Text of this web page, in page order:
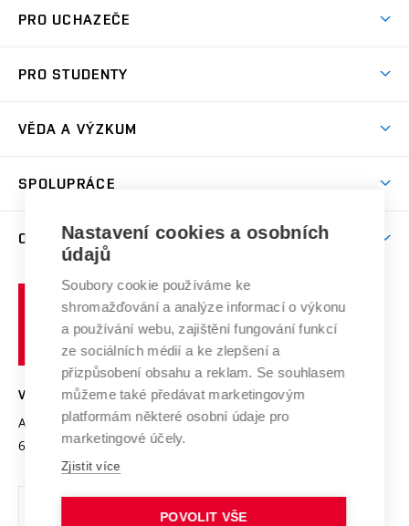
Koleje
Sport na VUT
Brno
PRO UCHAZEČE
Dny otevřených dveří
Celoživotní vzdělávání
E-přihláška
PRO STUDENTY
Harmonogram akademického roku
Závěrečné práce
Doktorské studium
Zpracování osobních údajů studentů
Sociální bezpečí
Studium bez bariér
Podpora podnikání
VĚDA A VÝZKUM
Mezinárodní vědecká rada
Systém zajišťování kvality výzkumu
Výzkumné infrastruktury
Transfer znalostí
Open Science
Projekty
Projekty ze strukturálních fondů
Specifický výzkum
SPOLUPRÁCE
Zahraniční spolupráce
Spolupráce se školami
Služby univerzity
Mezinárodní dohody
Univerzitní sítě
O UNIVERZITĚ
Profil univerzity
Udržitelná univerzita
Podnikavá univerzita / ContriBUTe
Bezpečná univerzita
Vyznamenání
Organizační struktura
Ochrana osobních údajů
učení
technické
VYSOKÉ UČENÍ TECHNICKÉ V BRNĚ
Antonínská 548/1
602 00 Brno
www.vut.cz
vut@vutbr.cz
Nastavení cookies a osobních
údajů
Soubory cookie používáme ke
shromažďování a analýze informací o výkonu
a používání webu, zajištění fungování funkcí
ze sociálních médií a ke zlepšení a
přizpůsobení obsahu a reklam. Se souhlasem
můžeme také předávat marketingovým
platformám některé osobní údaje pro
marketingové účely.
Zjistit více
POVOLIT VŠE